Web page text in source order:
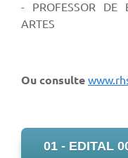
- PROFESSOR DE
ARTES
Ou consulte
01 - EDITAL